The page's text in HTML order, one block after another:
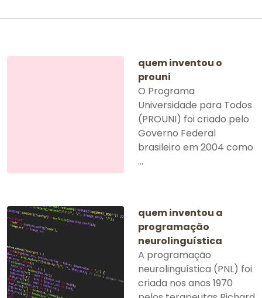
quem inventou o
prouni
O Programa
Universidade para Todos
(PROUNI) foi criado pelo
Governo Federal
brasileiro em 2004 como
...
quem inventou a
programação
neurolinguística
A programação
neurolinguística (PNL) foi
criada nos anos 1970